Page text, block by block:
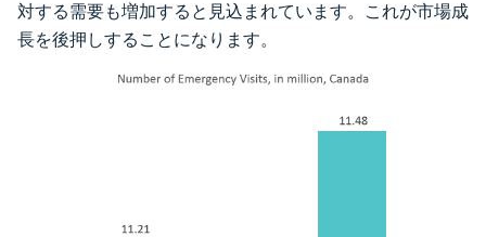
対する需要も増加すると見込まれています。これが市場成
長を後押しすることになります。